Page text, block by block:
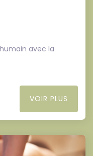
avec la
VOIR PLUS